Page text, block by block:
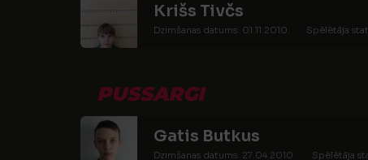
Krišs Tivčs
Dzimšanas datums: 01.11.2010. Spēlētāja
PUSSARGI
Gatis Butkus
Dzimšanas datums: 27.04.2010. Spēlētāja